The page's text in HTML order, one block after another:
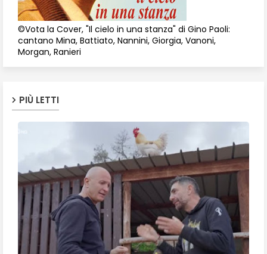
©Vota la Cover, "Il cielo in una stanza" di Gino Paoli:
cantano Mina, Battiato, Nannini, Giorgia, Vanoni,
Morgan, Ranieri
PIÙ LETTI